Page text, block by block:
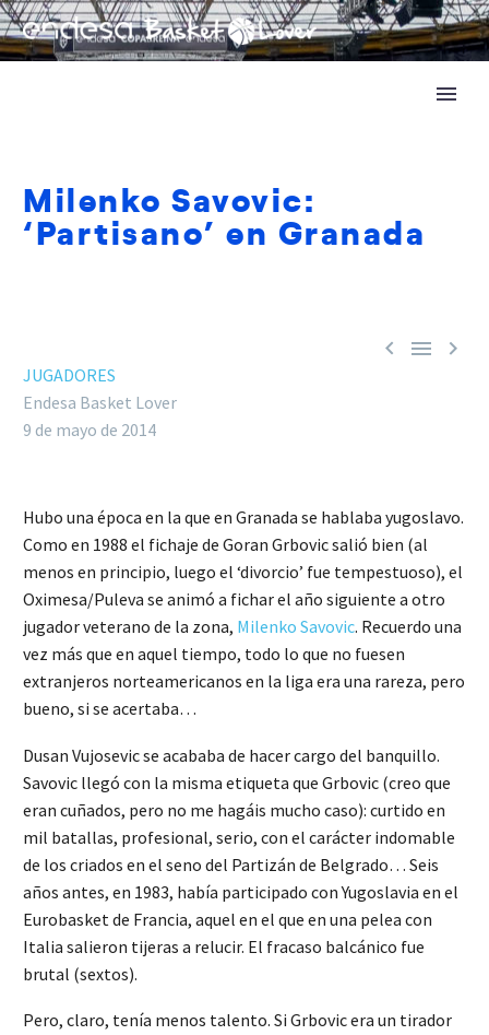
Milenko Savovic:
‘Partisano’ en Granada
  
JUGADORES
Endesa Basket Lover
9 de mayo de 2014
Hubo una época en la que en Granada se hablaba yugoslavo.
Como en 1988 el fichaje de Goran Grbovic salió bien (al
menos en principio, luego el ‘divorcio’ fue tempestuoso), el
Oximesa/Puleva se animó a fichar el año siguiente a otro
jugador veterano de la zona, Milenko Savovic. Recuerdo una
vez más que en aquel tiempo, todo lo que no fuesen
extranjeros norteamericanos en la liga era una rareza, pero
bueno, si se acertaba…
Dusan Vujosevic se acababa de hacer cargo del banquillo.
Savovic llegó con la misma etiqueta que Grbovic (creo que
eran cuñados, pero no me hagáis mucho caso): curtido en
mil batallas, profesional, serio, con el carácter indomable
de los criados en el seno del Partizán de Belgrado… Seis
años antes, en 1983, había participado con Yugoslavia en el
Eurobasket de Francia, aquel en el que en una pelea con
Italia salieron tijeras a relucir. El fracaso balcánico fue
brutal (sextos).
Pero, claro, tenía menos talento. Si Grbovic era un tirador